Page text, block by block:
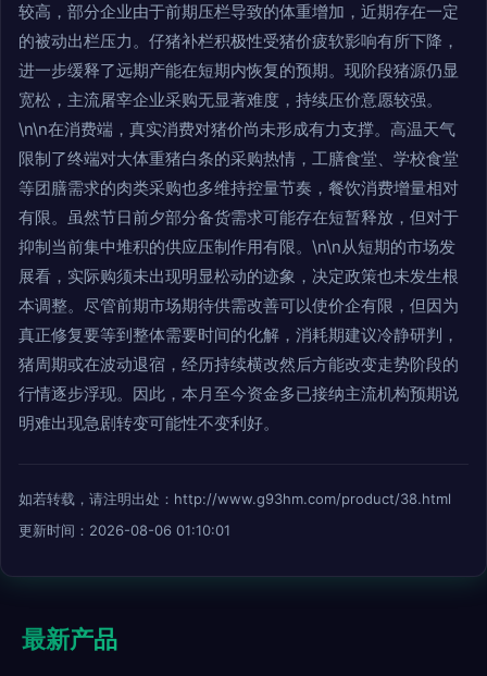
较高，部分企业由于前期压栏导致的体重增加，近期存在一定
的被动出栏压力。仔猪补栏积极性受猪价疲软影响有所下降，
进一步缓释了远期产能在短期内恢复的预期。现阶段猪源仍显
宽松，主流屠宰企业采购无显著难度，持续压价意愿较强。
\n\n在消费端，真实消费对猪价尚未形成有力支撑。高温天气
限制了终端对大体重猪白条的采购热情，工膳食堂、学校食堂
等团膳需求的肉类采购也多维持控量节奏，餐饮消费增量相对
有限。虽然节日前夕部分备货需求可能存在短暂释放，但对于
抑制当前集中堆积的供应压制作用有限。\n\n从短期的市场发
展看，实际购须未出现明显松动的迹象，决定政策也未发生根
本调整。尽管前期市场期待供需改善可以使价企有限，但因为
真正修复要等到整体需要时间的化解，消耗期建议冷静研判，
猪周期或在波动退宿，经历持续横改然后方能改变走势阶段的
行情逐步浮现。因此，本月至今资金多已接纳主流机构预期说
明难出现急剧转变可能性不变利好。
如若转载，请注明出处：http://www.g93hm.com/product/38.html
更新时间：2026-08-06 01:10:01
最新产品